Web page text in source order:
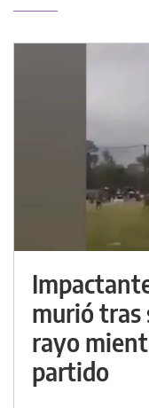
murió tras
rayo
partido